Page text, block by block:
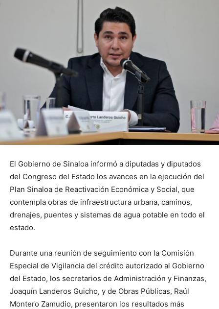
El Gobierno de Sinaloa informó a diputadas y diputados
del Congreso del Estado los avances en la ejecución del
Plan Sinaloa de Reactivación Económica y Social, que
contempla obras de infraestructura urbana, caminos,
drenajes, puentes y sistemas de agua potable en todo el
estado.
Durante una reunión de seguimiento con la Comisión
Especial de Vigilancia del crédito autorizado al Gobierno
del Estado, los secretarios de Administración y Finanzas,
Joaquín Landeros Guicho, y de Obras Públicas, Raúl
Montero Zamudio, presentaron los resultados más